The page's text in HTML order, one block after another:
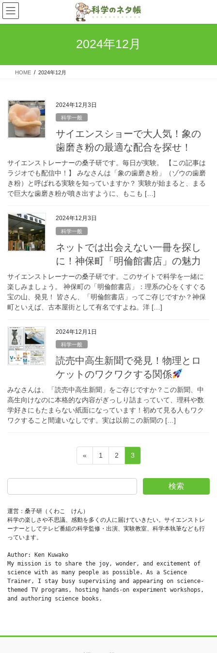
コ
ン
テ
ス
ナ
ビ
ゲ
ン
2024年12月
HOME 2024年12月
2024年12月3日
科学一般
サイエンスショーで大人気！象の
歯磨き粉の最適な配合を探せ！
サイエンストレーナーの桑子研です。毎日が実験。 【この記事は
ラジオでも配信中！】 みなさんは「象の歯磨き粉」（ゾウの歯磨
き粉）と呼ばれる実験を知っていますか？ 実験が始まると、まる
で巨大な歯磨き粉が噴き出すように、もこも […]
2024年12月3日
科学一般
ネットでは出会えない一冊を探し
に！神保町「明倫館書店」の魅力
サイエンストレーナーの桑子研です。このサイトで科学を一緒に
楽しみましょう。 神保町の「明倫館書店」：理系の心をくすぐる
宝の山、発見！ 皆さん、「明倫館書店」ってご存じですか？神保
町といえば、古本屋街として有名ですよね。洋 […]
2024年12月1日
科学一般
読売中高生新聞で発見！物理とロ
ケットのワクワクする関係
みなさんは、「読売中高生新聞」をご存じですか？この新聞、中
高生向けなのに本格的な内容がぎっしり詰まっていて、理科や数
学好きにもたまらない紙面になっています！初めて見る人もワク
ワクすること間違いなしです。実は以前この新聞の […]
の
ペ
ー
ジ
送
り
«
固
定
ペ
1
固
定
ペ
2
固
定
ペ
3
検索
運営：桑子研（くわこ　けん）
科学の楽しさや不思議、感動を多くの人に届けていきたい。サイエンストレ
ーナーとしてテレビ番組の科学監修・出演、実験教室、科学本執筆なども行
っています。
Author: Ken Kuwako
My mission is to share the joy, wonder, and excitement of
science with as many people as possible. As a Science
Trainer, I stay busy supervising and appearing on science-
themed TV programs, hosting hands-on experiment workshops,
and authoring science books.